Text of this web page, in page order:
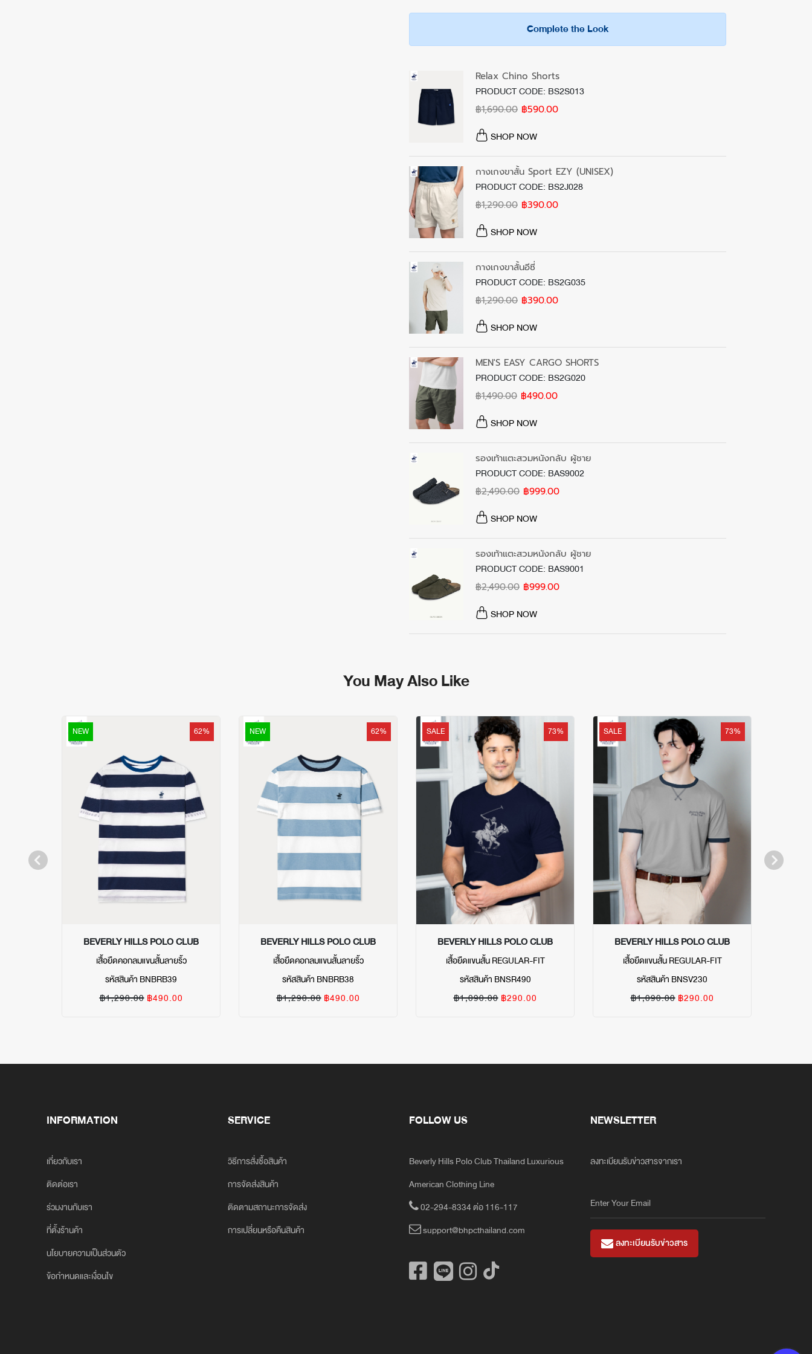
- สามารถสวมใส่ได้ทั้งชายและหญิง (Unisex)
หมายเหตุ: สีของผลิตภัณฑ์ที่แสดงบนเว็บไซต์อาจมีความแตกต่างกันจากการตั้งค่าการแสดงผล
สีของแต่ละหน้าจอ
- ปั่นแห้งด้วยอุณหภูมิต่ำ
จัดส่งฟรีในประเทศเมื่อซื้อสินค้าขั้นต่ำ 500 บาท ระยะเวลาจัดส่ง 3-5 วันทำการ (ไม่รวมเสาร์-
กรณีต้องการเปลี่ยนหรือคืนสินค้า
จากวันรับสินค้าจนถึงวันที่นำส่งสินค้าคืน โดยสินค้าและบรรจุภัณฑ์ต้องอยู่ในสภาพครบถ้วน
สมบูรณ์และไม่ผ่านการซัก
อ่านเงื่อนไขเพิ่มเติม
https://www.bhpcthailand.com/change-and-return
Complete the Look
Relax Chino Shorts
PRODUCT CODE: BS2S013
฿1,690.00 ฿590.00
SHOP NOW
กางเกงขาสั้น Sport EZY (UNISEX)
PRODUCT CODE: BS2J028
฿1,290.00 ฿390.00
SHOP NOW
กางเกงขาสั้นอีซี่
PRODUCT CODE: BS2G035
฿1,290.00 ฿390.00
SHOP NOW
MEN'S EASY CARGO SHORTS
PRODUCT CODE: BS2G020
฿1,490.00 ฿490.00
SHOP NOW
รองเท้าแตะสวมหนังกลับ ผู้ชาย
PRODUCT CODE: BAS9002
฿2,490.00 ฿999.00
SHOP NOW
รองเท้าแตะสวมหนังกลับ ผู้ชาย
PRODUCT CODE: BAS9001
฿2,490.00 ฿999.00
SHOP NOW
You May Also Like
NEW 62%
BEVERLY HILLS POLO CLUB
เสื้อยืดคอกลมแขนสั้นลายริ้ว
รหัสสินค้า BNBRB39
฿1,290.00 ฿490.00
NEW 62%
BEVERLY HILLS POLO CLUB
เสื้อยืดคอกลมแขนสั้นลายริ้ว
รหัสสินค้า BNBRB38
฿1,290.00 ฿490.00
SALE 73%
BEVERLY HILLS POLO CLUB
เสื้อยืดแขนสั้น REGULAR-FIT
รหัสสินค้า BNSR490
฿1,090.00 ฿290.00
SALE 73%
BEVERLY HILLS POLO CLUB
เสื้อยืดแขนสั้น REGULAR-FIT
รหัสสินค้า BNSV230
฿1,090.00 ฿290.00
INFORMATION
เกี่ยวกับเรา
ติดต่อเรา
ร่วมงานกับเรา
ที่ตั้งร้านค้า
นโยบายความเป็นส่วนตัว
ข้อกำหนดและเงื่อนไข
SERVICE
วิธีการสั่งซื้อสินค้า
การจัดส่งสินค้า
ติดตามสถานะการจัดส่ง
การเปลี่ยนหรือคืนสินค้า
FOLLOW US
Beverly Hills Polo Club Thailand Luxurious
American Clothing Line
02-294-8334 ต่อ 116-117
support@bhpcthailand.com
NEWSLETTER
ลงทะเบียนรับข่าวสารจากเรา
ลงทะเบียนรับข่าวสาร